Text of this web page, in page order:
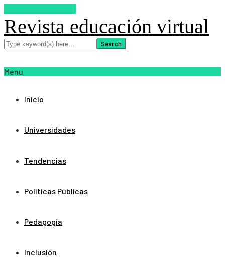
Revista educación virtual
Menu
Inicio
Universidades
Tendencias
Políticas Públicas
Pedagogía
Inclusión